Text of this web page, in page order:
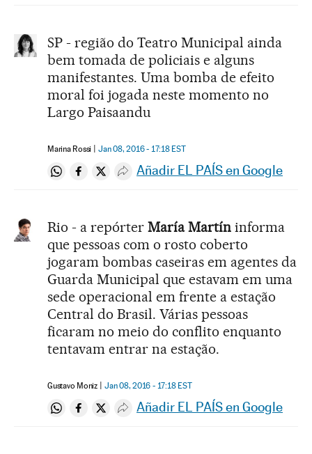
SP - região do Teatro Municipal ainda
bem tomada de policiais e alguns
manifestantes. Uma bomba de efeito
moral foi jogada neste momento no
Largo Paisaandu
Marina Rossi Jan 08, 2016 - 17:18 EST
Compartir en Whatsapp
Compartir en Facebook
Compartir en Twitter
Desplegar Redes Sociales
Añadir EL PAÍS en Google
Rio - a repórter María Martín informa
que pessoas com o rosto coberto
jogaram bombas caseiras em agentes da
Guarda Municipal que estavam em uma
sede operacional em frente a estação
Central do Brasil. Várias pessoas
ficaram no meio do conflito enquanto
tentavam entrar na estação.
Gustavo Moniz Jan 08, 2016 - 17:18 EST
Compartir en Whatsapp
Compartir en Facebook
Compartir en Twitter
Desplegar Redes Sociales
Añadir EL PAÍS en Google